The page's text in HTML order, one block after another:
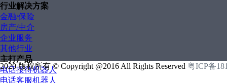
行业解决方案
金融/保险
房产/中介
企业服务
其他行业
主打产品
电话接待机器人
电话客服机器人
2020 版权所有 © Copyright @2016 All Rights Reserved 粤ICP备